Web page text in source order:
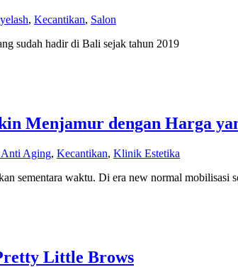
, Kecantikan, Salon
sudah hadir di Bali sejak tahun 2019
Menjamur dengan Harga
Anti Aging, Kecantikan, Klinik Estetika
sementara waktu. Di era new normal mobilisasi
Little Brows